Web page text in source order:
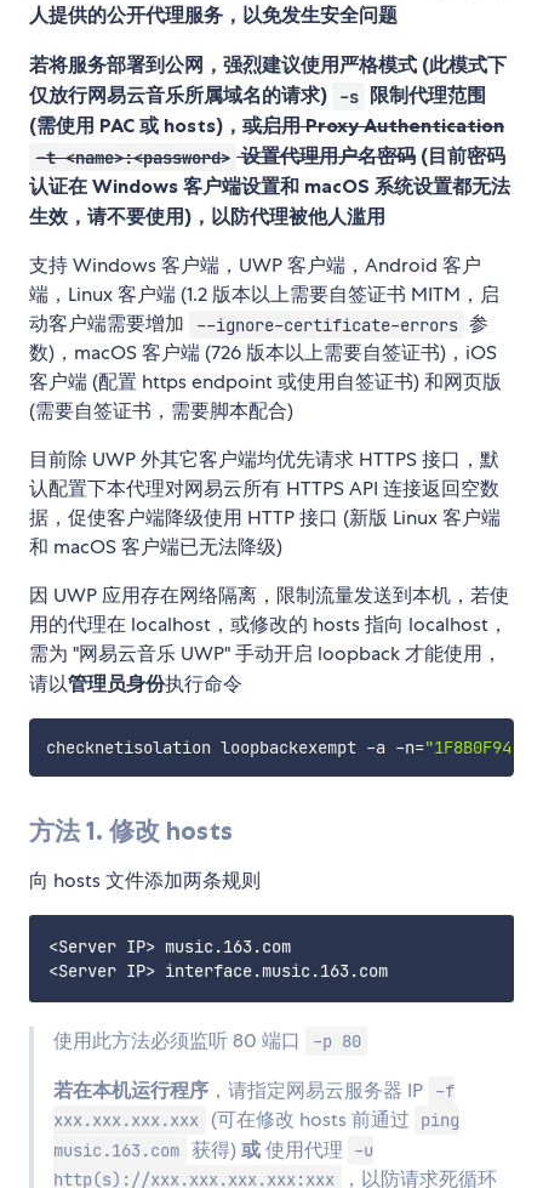
人提供的公开代理服务，以免发生安全问题
若将服务部署到公网，强烈建议使用严格模式 (此模式下
仅放行网易云音乐所属域名的请求)
-s
限制代理范围
(需使用 PAC 或 hosts)， 或启用 Proxy Authentication
-t <name>:<password> 设置代理用户名密码(目前密码
认证在 Windows 客户端设置和 macOS 系统设置都无法
生效，请不要使用)，以防代理被他人滥用
支持 Windows 客户端，UWP 客户端，Android 客户
端，Linux 客户端 (1.2 版本以上需要自签证书 MITM，启
动客户端需要增加
--ignore-certificate-errors 参
数)，macOS 客户端 (726 版本以上需要自签证书)，iOS
客户端 (配置 https endpoint 或使用自签证书) 和网页版
(需要自签证书，需要脚本配合)
目前除 UWP 外其它客户端均优先请求 HTTPS 接口，默
认配置下本代理对网易云所有 HTTPS API 连接返回空数
据，促使客户端降级使用 HTTP 接口 (新版 Linux 客户端
和 macOS 客户端已无法降级)
因 UWP 应用存在网络隔离，限制流量发送到本机，若使
用的代理在 localhost，或修改的 hosts 指向 localhost，
需为 "网易云音乐 UWP" 手动开启 loopback 才能使用，
请以管理员身份执行命令
checknetisolation loopbackexempt -a -n=
方法 1. 修改 hosts
向 hosts 文件添加两条规则
<Server IP> music.163.com
使用此方法必须监听 80 端口 -p 80
若在本机运行程序 ，请指定网易云服务器 IP
-f
xxx.xxx.xxx.xxx
(可在修改 hosts 前通过
ping
music.163.com 获得) 或使用代理
-u
http(s)://xxx.xxx.xxx.xxx:xxx
，以防请求死循环